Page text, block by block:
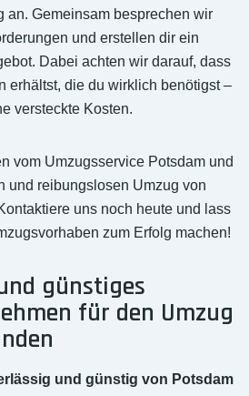
an. Gemeinsam besprechen wir
und erstellen dir ein
Dabei achten wir darauf, dass
erhältst, die du wirklich benötigst –
versteckte Kosten.
vom Umzugsservice Potsdam und
und reibungslosen Umzug von
uns noch heute und lass
zum Erfolg machen!
günstiges
für den Umzug
und günstig von Potsdam